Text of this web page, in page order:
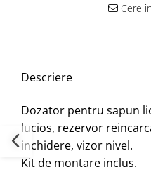
Cere
Descriere
Dozator pentru sapun
lucios, rezervor
inchidere, vizor nivel.
Kit de montare inclus.